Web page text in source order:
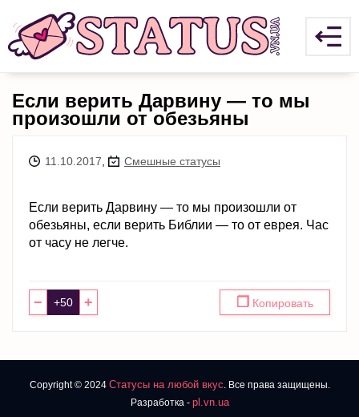
Если верить Дарвину — то мы
произошли от обезьяны
11.10.2017 Смешные статусы
Если верить Дарвину — то мы произошли от
обезьяны, если верить Библии — то от еврея. Час
от часу не легче.
− + ❐ Копировать
Copyright © 2024 Статусы на любой вкус. Все права защищены.
Разработка - pl.vn.ua